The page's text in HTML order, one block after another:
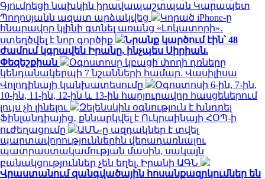
Գյումրեցի նախկին իրավապաշտպան Կարապետ
Պողոսյանն ազատ արձակվեց
Կորած iPhone-ը
հնարավոր կլինի գտնել առանց «Լոկատորի»․
ստեղծվել է նոր գործիք
Նրանք կարծում էին՝ 48
ժամում կգրավեն Իրանը, ինչպես Սիրիան.
Փեզեշքիան
Օգոստոսը կբացի փողի դռները
կենդանակերպի 7 նշանների համար. Վասիլիսա
Վոլոդինայի կանխատեսումը
Օգոստոսի 6-ին, 7-ին,
10-ին, 11-ին, 12-ին և 13-ին հարյուրավոր հասցեներում
լույս չի լինելու
Զելենսկին օգնություն է խնդրել
Ֆինլանդիայից․ քննարկվել է Ուկրաինայի ՀՕՊ-ի
ուժեղացումը
ԱՄՆ-ը ազդակներ է տվել
պարտավորություններին վերադառնալու
պատրաստակամության մասին, սակայն
բանակցություններ չեն եղել. Իրանի ԱԳՆ
Վրաստանում զանգվածային հոսանքազրկումներ են